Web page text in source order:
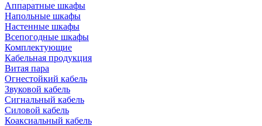
Аппаратные шкафы
Напольные шкафы
Настенные шкафы
Всепогодные шкафы
Комплектующие
Кабельная продукция
Витая пара
Огнестойкий кабель
Звуковой кабель
Сигнальный кабель
Силовой кабель
Коаксиальный кабель